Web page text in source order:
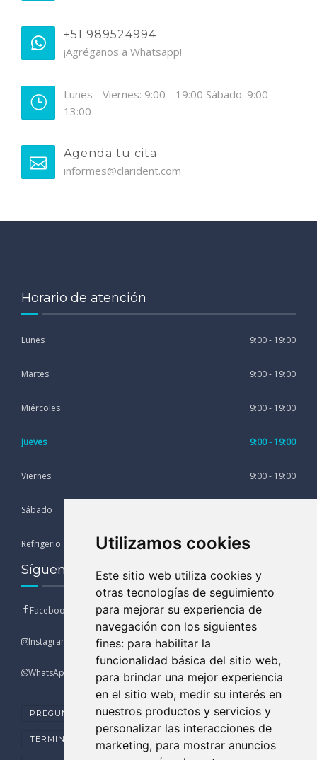
Utilizamos cookies
Este sitio web utiliza cookies y
otras tecnologías de seguimiento
para mejorar su experiencia de
navegación con los siguientes
fines: para habilitar la
funcionalidad básica del sitio web,
para brindar una mejor experiencia
en el sitio web, medir su interés en
nuestros productos y servicios y
personalizar las interacciones de
marketing, para mostrar anuncios
+51 989524994
¡Agréganos a Whatsapp!
Lunes - Viernes: 9:00 - 19:00 Sábado: 9:00 -
13:00
Agenda tu cita
informes@clarident.com
Horario de atención
Lunes 9:00 - 19:00
Martes 9:00 - 19:00
Miércoles 9:00 - 19:00
Jueves 9:00 - 19:00
Viernes 9:00 - 19:00
Sábado
Refrigerio 13:00 - 15:00
Síguenos en nuestras Redes Sociales
Facebook
Instagram
WhatsApp
PREGUNTAS FRECUENTES
TÉRMINOS Y CONDICIONES DE USO